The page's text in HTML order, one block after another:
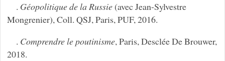
. Géopolitique de la Russie(avec Jean-Sylvestre
Mongrenier), Coll. QSJ, Paris, PUF, 2016.
. Comprendre le poutinisme, Paris, Desclée De Brouwer,
2018.